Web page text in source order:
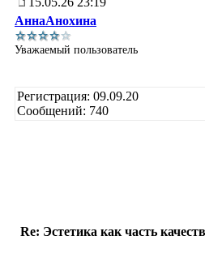
АннаАнохина
Уважаемый пользователь
Регистрация: 09.09.20
Сообщений: 740
Re: Эстетика как часть